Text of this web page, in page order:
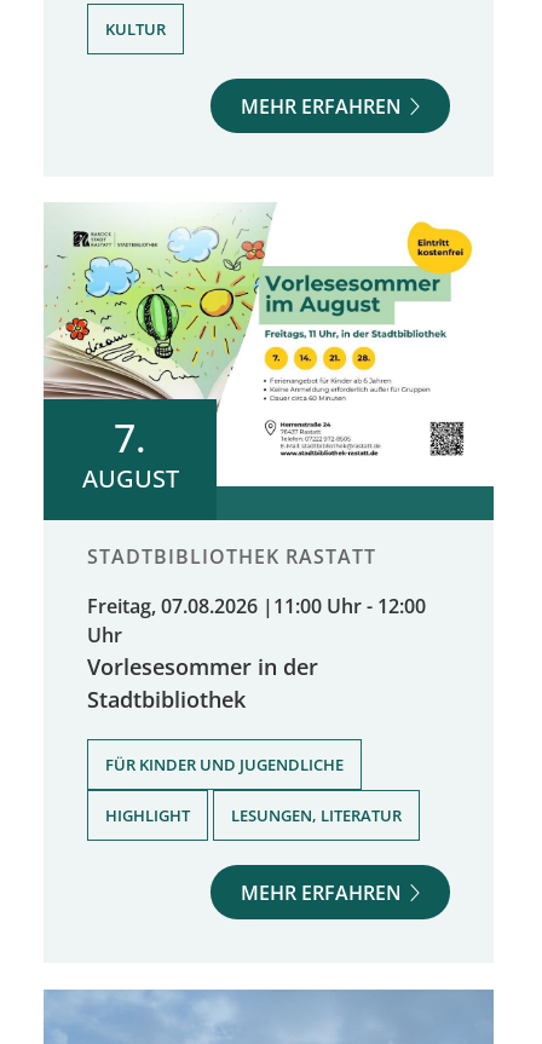
KULTUR
MEHR ERFAHREN
7.
AUGUST
STADTBIBLIOTHEK RASTATT
Freitag, 07.08.2026 | 11:00 Uhr - 12:00
Uhr
Vorlesesommer in der
Stadtbibliothek
FÜR KINDER UND JUGENDLICHE
HIGHLIGHT LESUNGEN, LITERATUR
MEHR ERFAHREN